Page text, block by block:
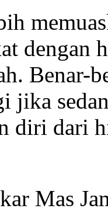
dengan
Benar-
jika
diri dari
Mas